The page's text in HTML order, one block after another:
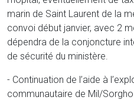
marin de Saint Laurent de la
convoi début janvier, avec 2
dépendra de la conjoncture
de sécurité du ministère.
- Continuation de l’aide à
communautaire de Mil/